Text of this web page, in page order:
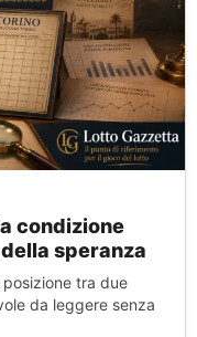
condizione
speranza
tra due
da leggere senza